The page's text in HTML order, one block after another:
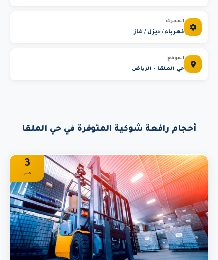
المحرك
كهرباء / ديزل / غاز
الموقع
حي الملقا - الرياض
أحجام رافعة شوكية المتوفرة في حي الملقا
3
متر